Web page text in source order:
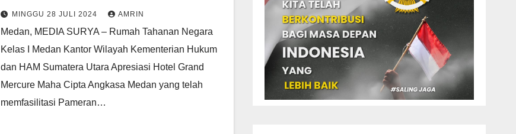
Pramugari Borong Produk Karya
Warga Binaan
MINGGU 28 JULI 2024 AMRIN
Medan, MEDIA SURYA – Rumah Tahanan Negara
Kelas I Medan Kantor Wilayah Kementerian Hukum
dan HAM Sumatera Utara Apresiasi Hotel Grand
Mercure Maha Cipta Angkasa Medan yang telah
memfasilitasi Pameran…